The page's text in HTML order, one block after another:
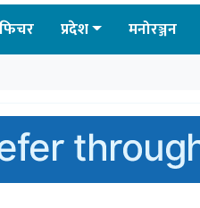
फिचर प्रदेश मनोरञ्जन